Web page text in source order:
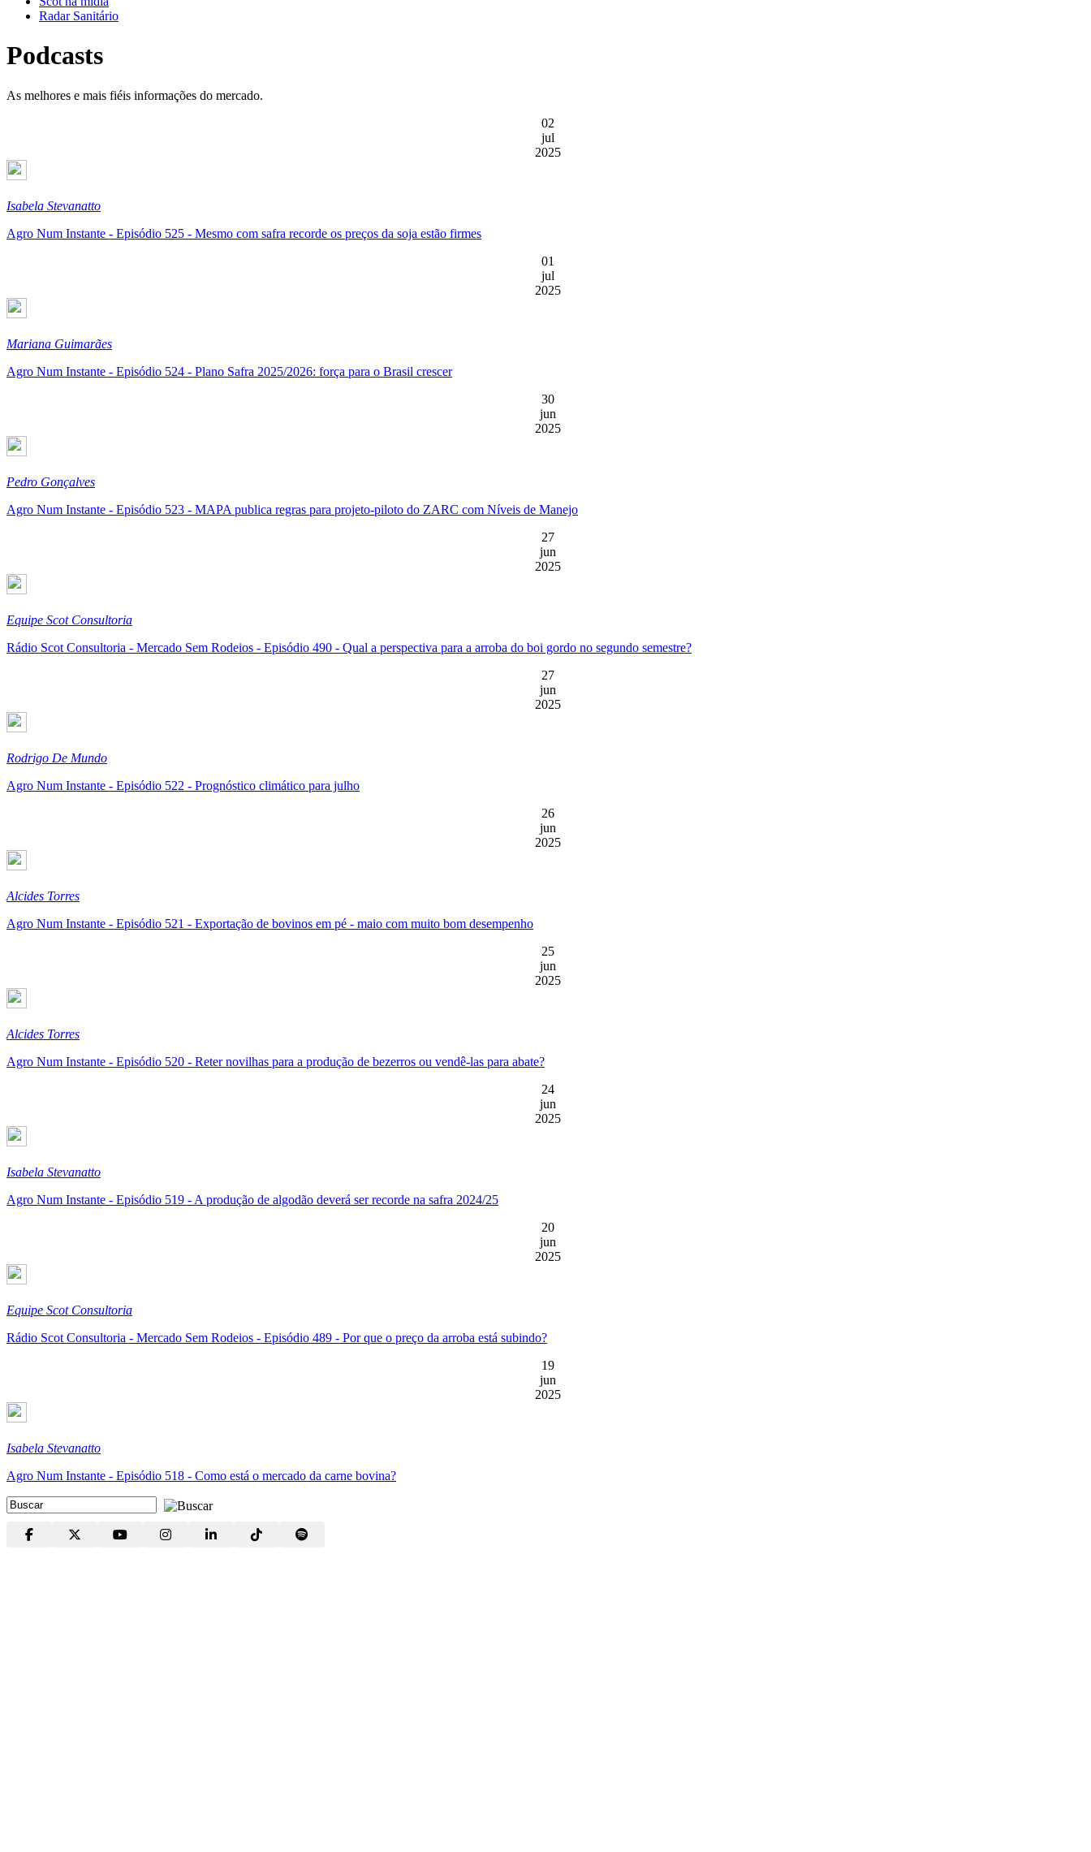
Radar Sanitário
Podcasts
As melhores e mais fiéis informações do mercado.
02
jul
2025
Isabela Stevanatto
Agro Num Instante - Episódio 525 - Mesmo com safra recorde os preços da soja estão firmes
01
jul
2025
Mariana Guimarães
Agro Num Instante - Episódio 524 - Plano Safra 2025/2026: força para o Brasil crescer
30
jun
2025
Pedro Gonçalves
Agro Num Instante - Episódio 523 - MAPA publica regras para projeto-piloto do ZARC com Níveis de Manejo
27
jun
2025
Equipe Scot Consultoria
Rádio Scot Consultoria - Mercado Sem Rodeios - Episódio 490 - Qual a perspectiva para a arroba do boi gordo no segundo semestre?
27
jun
2025
Rodrigo De Mundo
Agro Num Instante - Episódio 522 - Prognóstico climático para julho
26
jun
2025
Alcides Torres
Agro Num Instante - Episódio 521 - Exportação de bovinos em pé - maio com muito bom desempenho
25
jun
2025
Alcides Torres
Agro Num Instante - Episódio 520 - Reter novilhas para a produção de bezerros ou vendê-las para abate?
24
jun
2025
Isabela Stevanatto
Agro Num Instante - Episódio 519 - A produção de algodão deverá ser recorde na safra 2024/25
20
jun
2025
Equipe Scot Consultoria
Rádio Scot Consultoria - Mercado Sem Rodeios - Episódio 489 - Por que o preço da arroba está subindo?
19
jun
2025
Isabela Stevanatto
Agro Num Instante - Episódio 518 - Como está o mercado da carne bovina?